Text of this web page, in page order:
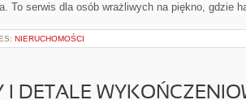
To serwis dla osób wrażliwych na piękno, gdzie
NIERUCHOMOŚCI
I DETALE